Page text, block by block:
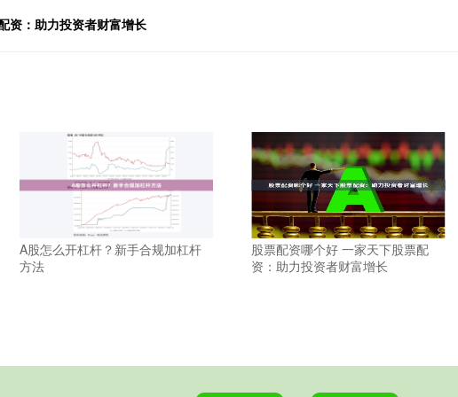
资：助力投资者财富增长
A股怎么开杠杆？新手合规加杠杆
方法
股票配资哪个好 一家天下股票配
资：助力投资者财富增长